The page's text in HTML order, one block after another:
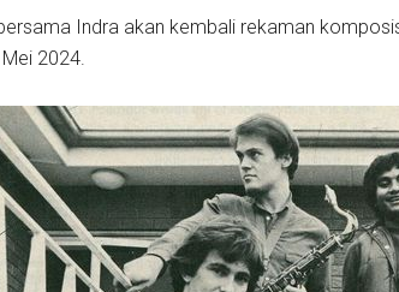
Indra akan kembali rekaman
2024.